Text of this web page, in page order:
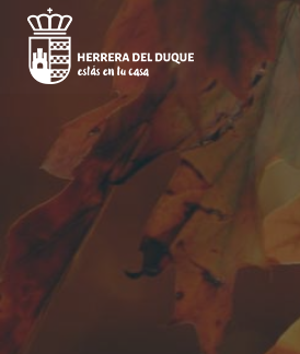
Cancelar
comentario